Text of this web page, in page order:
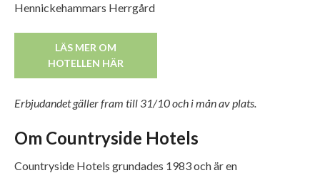
Hennickehammars Herrgård
LÄS MER OM
HOTELLEN HÄR
Erbjudandet gäller fram till 31/10 och i mån av plats.
Om Countryside Hotels
Countryside Hotels grundades 1983 och är en